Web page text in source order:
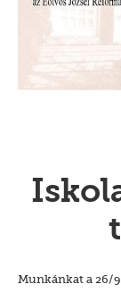
Munkánkat a 26/